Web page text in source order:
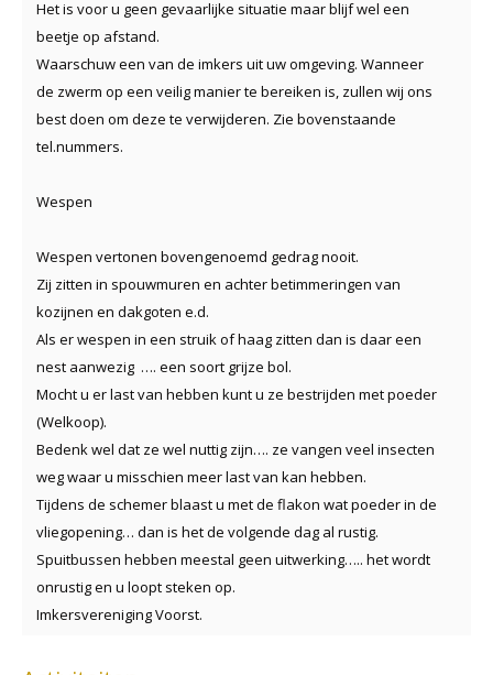
Het is voor u geen gevaarlijke situatie maar blijf wel een
beetje op afstand.
Waarschuw een van de imkers uit uw omgeving. Wanneer
de zwerm op een veilig manier te bereiken is, zullen wij ons
best doen om deze te verwijderen. Zie bovenstaande
tel.nummers.
Wespen
Wespen vertonen bovengenoemd gedrag nooit.
Zij zitten in spouwmuren en achter betimmeringen van
kozijnen en dakgoten e.d.
Als er wespen in een struik of haag zitten dan is daar een
nest aanwezig …. een soort grijze bol.
Mocht u er last van hebben kunt u ze bestrijden met poeder
(Welkoop).
Bedenk wel dat ze wel nuttig zijn…. ze vangen veel insecten
weg waar u misschien meer last van kan hebben.
Tijdens de schemer blaast u met de flakon wat poeder in de
vliegopening… dan is het de volgende dag al rustig.
Spuitbussen hebben meestal geen uitwerking….. het wordt
onrustig en u loopt steken op.
Imkersvereniging Voorst.